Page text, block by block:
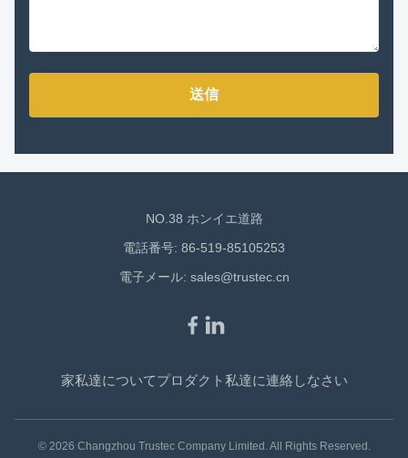
送信
NO.38 ホンイエ道路
電話番号: 86-519-85105253
電子メール: sales@trustec.cn
家私達についてプロダクト 私達に連絡しなさい
© 2026 Changzhou Trustec Company Limited. All Rights Reserved.